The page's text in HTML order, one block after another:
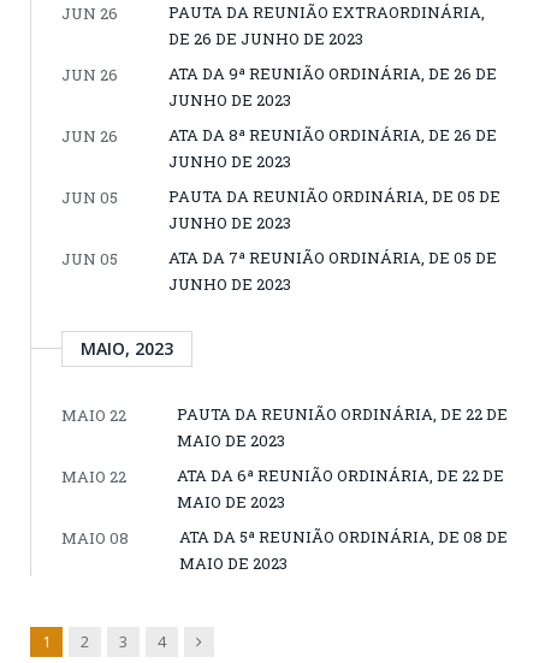
JUN 26
PAUTA DA REUNIÃO EXTRAORDINÁRIA,
DE 26 DE JUNHO DE 2023
JUN 26
ATA DA 9ª REUNIÃO ORDINÁRIA, DE 26 DE
JUNHO DE 2023
JUN 26
ATA DA 8ª REUNIÃO ORDINÁRIA, DE 26 DE
JUNHO DE 2023
JUN 05
PAUTA DA REUNIÃO ORDINÁRIA, DE 05 DE
JUNHO DE 2023
JUN 05
ATA DA 7ª REUNIÃO ORDINÁRIA, DE 05 DE
JUNHO DE 2023
MAIO, 2023
MAIO 22
PAUTA DA REUNIÃO ORDINÁRIA, DE 22 DE
MAIO DE 2023
MAIO 22
ATA DA 6ª REUNIÃO ORDINÁRIA, DE 22 DE
MAIO DE 2023
MAIO 08
ATA DA 5ª REUNIÃO ORDINÁRIA, DE 08 DE
MAIO DE 2023
1 2 3 4 Next